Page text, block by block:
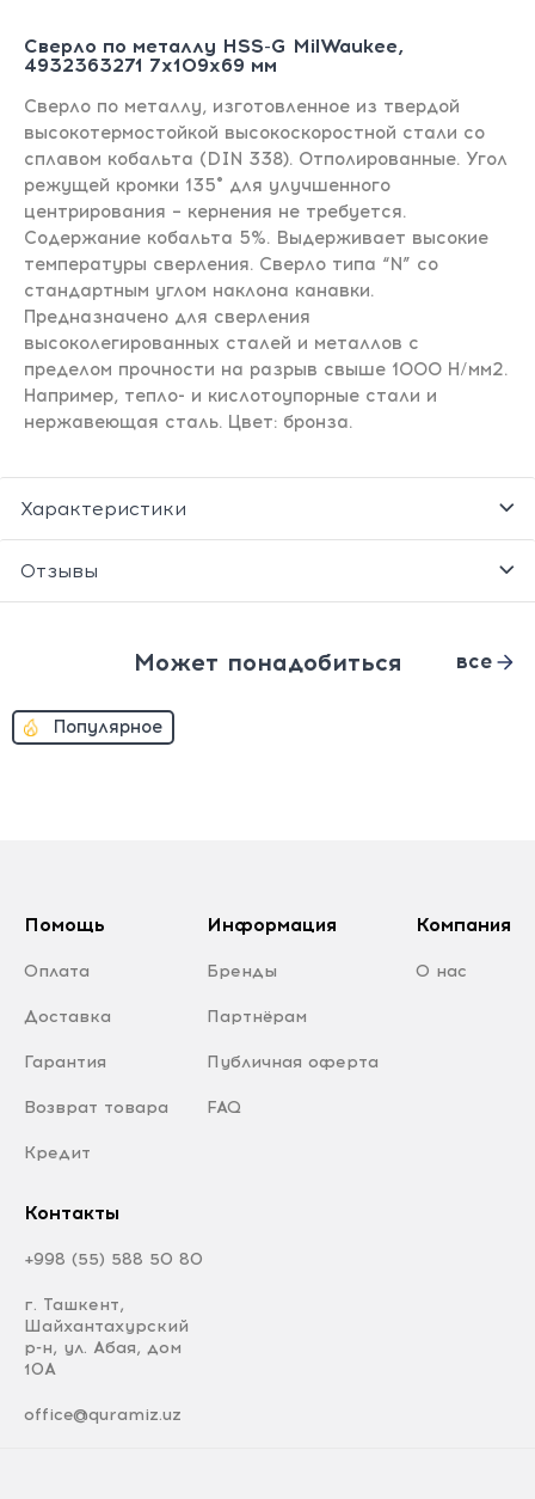
Сверло по металлу HSS-G MilWaukee,
4932363271 7х109х69 мм
Сверло по металлу, изготовленное из твердой
высокотермостойкой высокоскоростной стали со
сплавом кобальта (DIN 338). Отполированные. Угол
режущей кромки 135° для улучшенного
центрирования – кернения не требуется.
Содержание кобальта 5%. Выдерживает высокие
температуры сверления. Сверло типа “N” со
стандартным углом наклона канавки.
Предназначено для сверления
высоколегированных сталей и металлов с
пределом прочности на разрыв свыше 1000 Н/мм2.
Например, тепло- и кислотоупорные стали и
нержавеющая сталь. Цвет: бронза.
Характеристики
Отзывы
Может понадобиться все
Популярное
Помощь
Оплата
Доставка
Гарантия
Возврат товара
Кредит
Информация
Бренды
Партнёрам
Публичная оферта
FAQ
Компания
О нас
Контакты
+998 (55) 588 50 80
г. Ташкент,
Шайхантахурский
р-н, ул. Абая, дом
10А
office@quramiz.uz